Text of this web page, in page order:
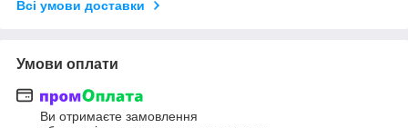
Всі умови доставки
Умови оплати
Ви отримаєте замовлення